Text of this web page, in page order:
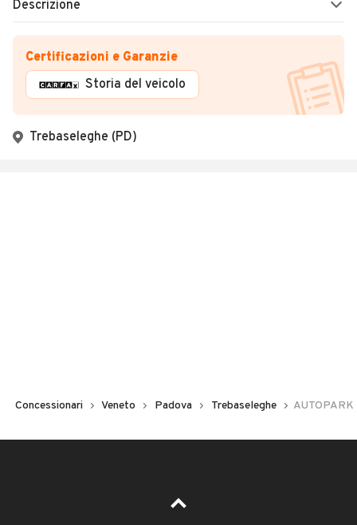
Descrizione
Certificazioni e Garanzie
Storia del veicolo
Trebaseleghe (PD)
Concessionari Veneto Padova Trebaseleghe AUTOPARK